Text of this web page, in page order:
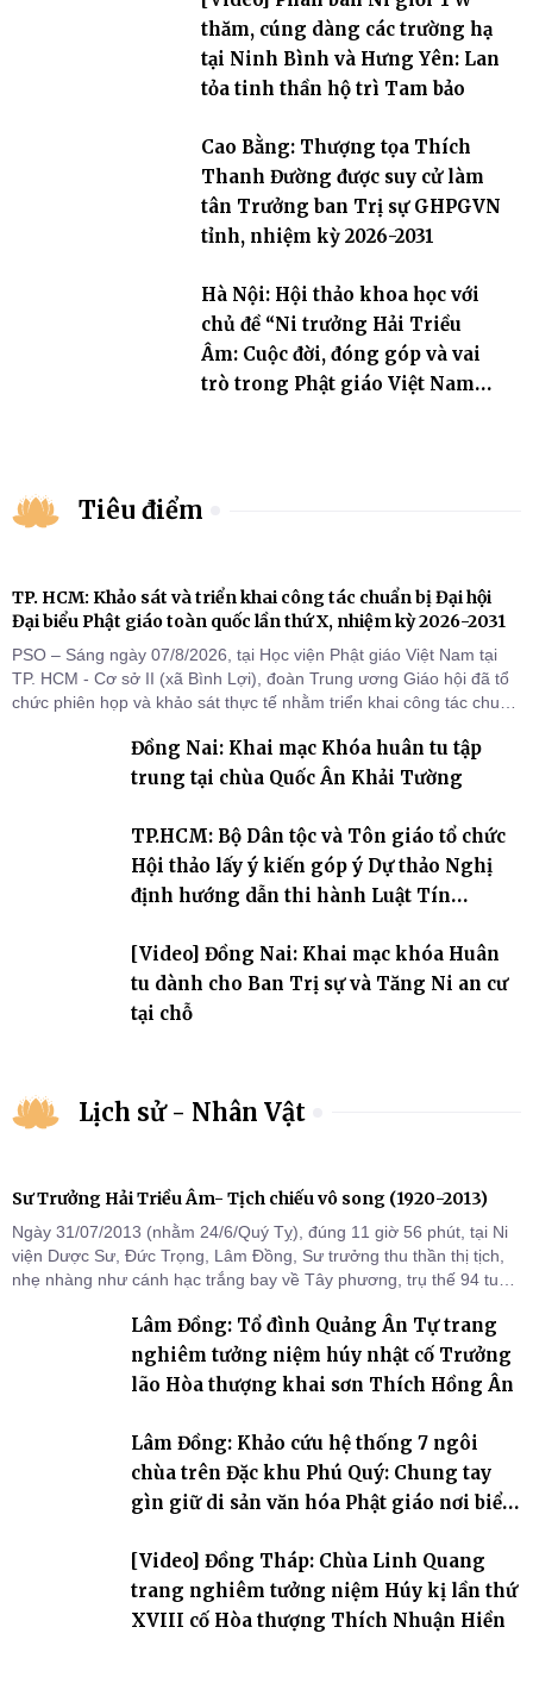
thăm, cúng dàng các trường hạ
tại Ninh Bình và Hưng Yên: Lan
tỏa tinh thần hộ trì Tam bảo
Cao Bằng: Thượng tọa Thích
Thanh Đường được suy cử làm
tân Trưởng ban Trị sự GHPGVN
tỉnh, nhiệm kỳ 2026-2031
Hà Nội: Hội thảo khoa học với
chủ đề “Ni trưởng Hải Triều
Âm: Cuộc đời, đóng góp và vai
trò trong Phật giáo Việt Nam
Tiêu điểm
TP. HCM: Khảo sát và triển khai công tác chuẩn bị Đại hội
Đại biểu Phật giáo toàn quốc lần thứ X, nhiệm kỳ 2026-2031
PSO – Sáng ngày 07/8/2026, tại Học viện Phật giáo Việt Nam tại
TP. HCM - Cơ sở II (xã Bình Lợi), đoàn Trung ương Giáo hội đã tổ
chức phiên họp và khảo sát thực tế nhằm triển khai công tác chuẩn
Đồng Nai: Khai mạc Khóa huân tu tập
trung tại chùa Quốc Ân Khải Tường
TP.HCM: Bộ Dân tộc và Tôn giáo tổ chức
Hội thảo lấy ý kiến góp ý Dự thảo Nghị
định hướng dẫn thi hành Luật Tín
[Video] Đồng Nai: Khai mạc khóa Huân
tu dành cho Ban Trị sự và Tăng Ni an cư
tại chỗ
Lịch sử - Nhân Vật
Sư Trưởng Hải Triều Âm- Tịch chiếu vô song (1920-2013)
Ngày 31/07/2013 (nhằm 24/6/Quý Tỵ), đúng 11 giờ 56 phút, tại Ni
viện Dược Sư, Đức Trọng, Lâm Đồng, Sư trưởng thu thần thị tịch,
nhẹ nhàng như cánh hạc trắng bay về Tây phương, trụ thế 94 tuổi
Lâm Đồng: Tổ đình Quảng Ân Tự trang
nghiêm tưởng niệm húy nhật cố Trưởng
lão Hòa thượng khai sơn Thích Hồng Ân
Lâm Đồng: Khảo cứu hệ thống 7 ngôi
chùa trên Đặc khu Phú Quý: Chung tay
gìn giữ di sản văn hóa Phật giáo nơi biển
[Video] Đồng Tháp: Chùa Linh Quang
trang nghiêm tưởng niệm Húy kị lần thứ
XVIII cố Hòa thượng Thích Nhuận Hiền